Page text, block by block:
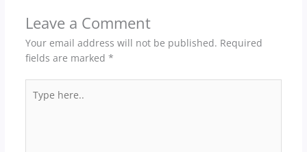
Leave a Comment
Your email address will not be published. Required
fields are marked *
here..